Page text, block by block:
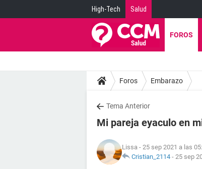
High-Tech Salud
FOROS
Foros Embarazo
Tema Anterior
Mi pareja eyaculo en
Lissa - 25 sep 2021 a las
Cristian_2114 - 25 sep